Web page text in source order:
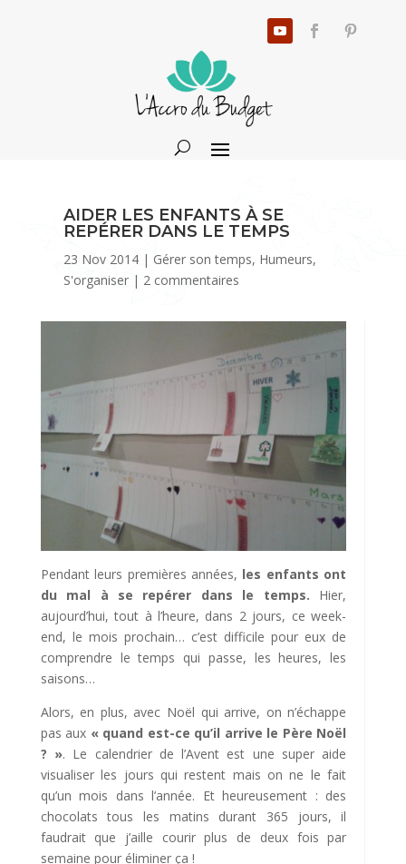
AIDER LES ENFANTS À SE
REPÉRER DANS LE TEMPS
23 Nov 2014| Gérer son temps, Humeurs,
S'organiser| 2 commentaires
Pendant leurs premières années, les enfants ont
du mal à se repérer dans le temps. Hier,
aujourd’hui, tout à l’heure, dans 2 jours, ce week-
end, le mois prochain… c’est difficile pour eux de
comprendre le temps qui passe, les heures, les
saisons…
Alors, en plus, avec Noël qui arrive, on n’échappe
pas aux « quand est-ce qu’il arrive le Père Noël
? ». Le calendrier de l’Avent est une super aide
visualiser les jours qui restent mais on ne le fait
qu’un mois dans l’année. Et heureusement : des
chocolats tous les matins durant 365 jours, il
faudrait que j’aille courir plus de deux fois par
semaine pour éliminer ça !